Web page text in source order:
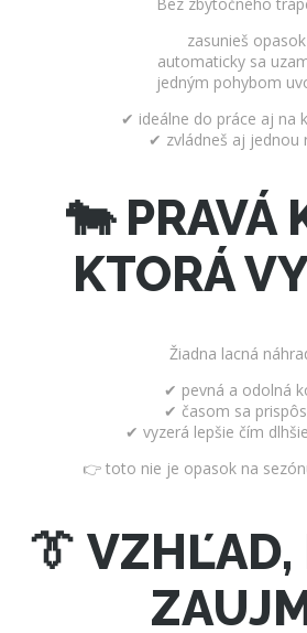
zasunieš opasok
automaticky sa
jedným pohybom
✔ ideálne do práce aj na
✔ zvládneš aj jednou
🐄 PRAVÁ
KTORÁ
Žiadna lacná
✔ pevná a odolná
✔ časom sa
✔ vyzerá lepšie čím
👉 toto nie je opasok na
👔 VZHĽAD,